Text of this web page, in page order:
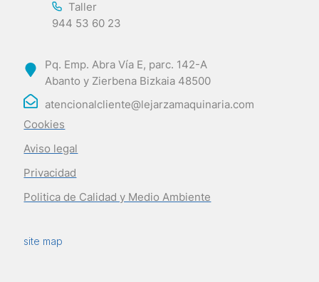
Taller
944 53 60 23
Pq. Emp. Abra Vía E, parc. 142-A
Abanto y Zierbena Bizkaia 48500
atencionalcliente@lejarzamaquinaria.com
Cookies
Aviso legal
Privacidad
Politica de Calidad y Medio Ambiente
site map